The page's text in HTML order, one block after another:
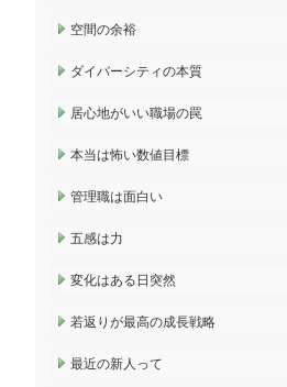
空間の余裕
ダイバーシティの本質
居心地がいい職場の罠
本当は怖い数値目標
管理職は面白い
五感は力
変化はある日突然
若返りが最高の成長戦略
最近の新人って